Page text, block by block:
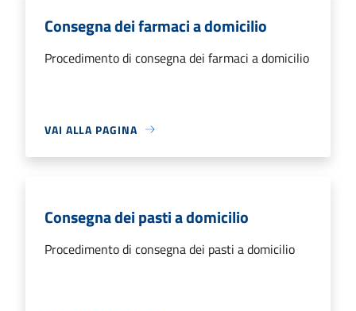
Consegna dei farmaci a domicilio
Procedimento di consegna dei farmaci a domicilio
VAI ALLA PAGINA
Consegna dei pasti a domicilio
Procedimento di consegna dei pasti a domicilio